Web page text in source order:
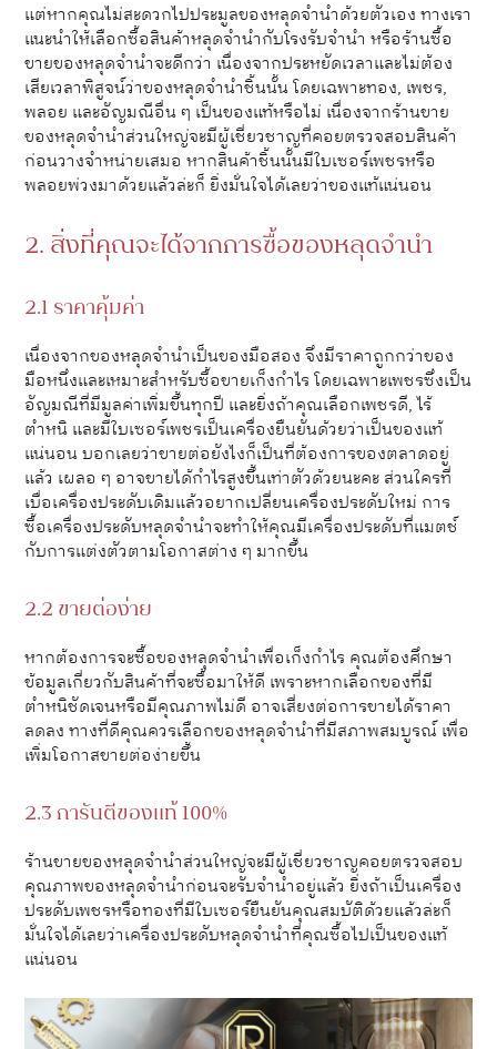
แต่หากคุณไม่สะดวกไปประมูลของหลุดจำนำด้วยตัวเอง ทางเรา
แนะนำให้เลือกซื้อสินค้าหลุดจำนำกับโรงรับจำนำ หรือร้านซื้อ
ขายของหลุดจำนำจะดีกว่า เนื่องจากประหยัดเวลาและไม่ต้อง
เสียเวลาพิสูจน์ว่าของหลุดจำนำชิ้นนั้น โดยเฉพาะทอง, เพชร,
พลอย และอัญมณีอื่น ๆ เป็นของแท้หรือไม่ เนื่องจากร้านขาย
ของหลุดจำนำส่วนใหญ่จะมีผู้เชี่ยวชาญที่คอยตรวจสอบสินค้า
ก่อนวางจำหน่ายเสมอ หากสินค้าชิ้นนั้นมีใบเซอร์เพชรหรือ
พลอยพ่วงมาด้วยแล้วล่ะก็ ยิ่งมั่นใจได้เลยว่าของแท้แน่นอน
2. สิ่งที่คุณจะได้จากการซื้อของหลุดจำนำ
2.1 ราคาคุ้มค่า
เนื่องจากของหลุดจำนำเป็นของมือสอง จึงมีราคาถูกกว่าของ
มือหนึ่งและเหมาะสำหรับซื้อขายเก็งกำไร โดยเฉพาะเพชรซึ่งเป็น
อัญมณีที่มีมูลค่าเพิ่มขึ้นทุกปี และยิ่งถ้าคุณเลือกเพชรดี, ไร้
ตำหนิ และมีใบเซอร์เพชรเป็นเครื่องยืนยันด้วยว่าเป็นของแท้
แน่นอน บอกเลยว่าขายต่อยังไงก็เป็นที่ต้องการของตลาดอยู่
แล้ว เผลอ ๆ อาจขายได้กำไรสูงขึ้นเท่าตัวด้วยนะคะ ส่วนใครที่
เบื่อเครื่องประดับเดิมแล้วอยากเปลี่ยนเครื่องประดับใหม่ การ
ซื้อเครื่องประดับหลุดจำนำจะทำให้คุณมีเครื่องประดับที่แมตช์
กับการแต่งตัวตามโอกาสต่าง ๆ มากขึ้น
2.2 ขายต่อง่าย
หากต้องการจะซื้อของหลุดจำนำเพื่อเก็งกำไร คุณต้องศึกษา
ข้อมูลเกี่ยวกับสินค้าที่จะซื้อมาให้ดี เพราะหากเลือกของที่มี
ตำหนิชัดเจนหรือมีคุณภาพไม่ดี อาจเสี่ยงต่อการขายได้ราคา
ลดลง ทางที่ดีคุณควรเลือกของหลุดจำนำที่มีสภาพสมบูรณ์ เพื่อ
เพิ่มโอกาสขายต่อง่ายขึ้น
2.3 การันตีของแท้ 100%
ร้านขายของหลุดจำนำส่วนใหญ่จะมีผู้เชี่ยวชาญคอยตรวจสอบ
คุณภาพของหลุดจำนำก่อนจะรับจำนำอยู่แล้ว ยิ่งถ้าเป็นเครื่อง
ประดับเพชรหรือทองที่มีใบเซอร์ยืนยันคุณสมบัติด้วยแล้วล่ะก็
มั่นใจได้เลยว่าเครื่องประดับหลุดจำนำที่คุณซื้อไปเป็นของแท้
แน่นอน